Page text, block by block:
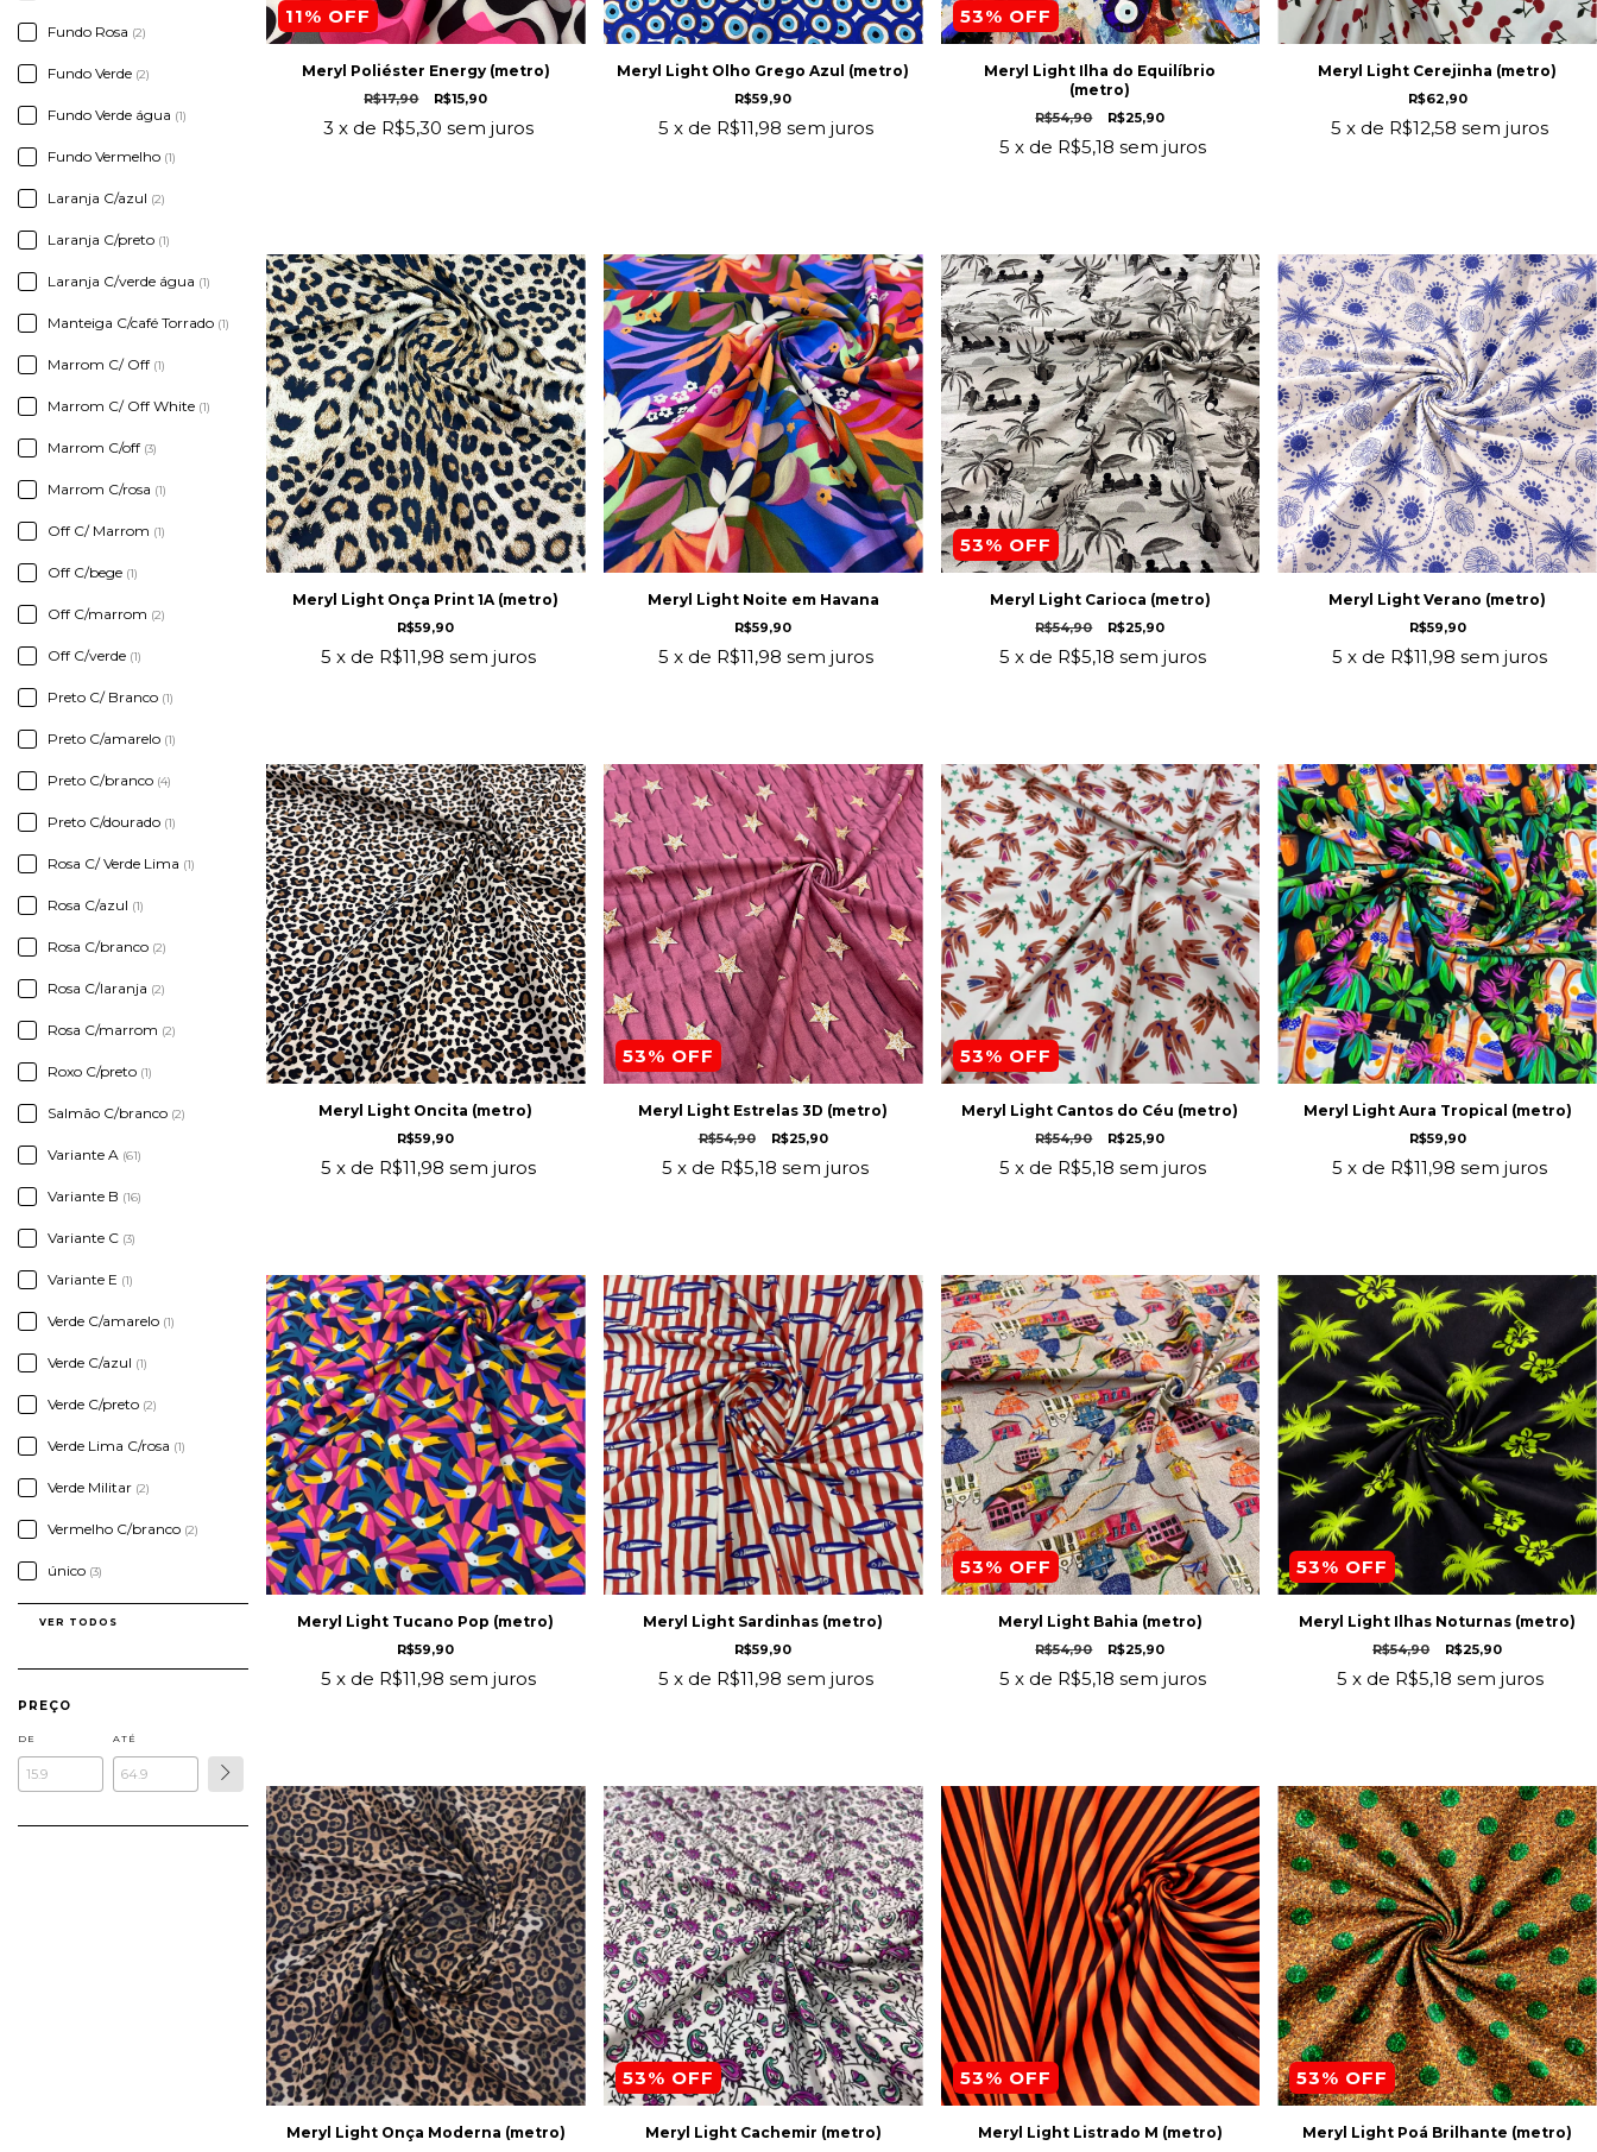
Fundo Rosa (2)
Fundo Verde (2)
Fundo Verde água (1)
Fundo Vermelho (1)
Laranja C/azul (2)
Laranja C/preto (1)
Laranja C/verde água (1)
Manteiga C/café Torrado (1)
Marrom C/ Off (1)
Marrom C/ Off White (1)
Marrom C/off (3)
Marrom C/rosa (1)
Off C/ Marrom (1)
Off C/bege (1)
Off C/marrom (2)
Off C/verde (1)
Preto C/ Branco (1)
Preto C/amarelo (1)
Preto C/branco (4)
Preto C/dourado (1)
Rosa C/ Verde Lima (1)
Rosa C/azul (1)
Rosa C/branco (2)
Rosa C/laranja (2)
Rosa C/marrom (2)
Roxo C/preto (1)
Salmão C/branco (2)
Variante A (61)
Variante B (16)
Variante C (3)
Variante E (1)
Verde C/amarelo (1)
Verde C/azul (1)
Verde C/preto (2)
Verde Lima C/rosa (1)
Verde Militar (2)
Vermelho C/branco (2)
único (3)
VER TODOS
PREÇO
DE ATÉ
11% OFF
Meryl Poliéster Energy (metro)
R$17,90 R$15,90
3 x de R$5,30 sem juros
Meryl Light Olho Grego Azul (metro)
R$59,90
5 x de R$11,98 sem juros
53% OFF
Meryl Light Ilha do Equilíbrio
(metro)
R$54,90 R$25,90
5 x de R$5,18 sem juros
Meryl Light Cerejinha (metro)
R$62,90
5 x de R$12,58 sem juros
Meryl Light Onça Print 1A (metro)
R$59,90
5 x de R$11,98 sem juros
Meryl Light Noite em Havana
R$59,90
5 x de R$11,98 sem juros
53% OFF
Meryl Light Carioca (metro)
R$54,90 R$25,90
5 x de R$5,18 sem juros
Meryl Light Verano (metro)
R$59,90
5 x de R$11,98 sem juros
Meryl Light Oncita (metro)
R$59,90
5 x de R$11,98 sem juros
53% OFF
Meryl Light Estrelas 3D (metro)
R$54,90 R$25,90
5 x de R$5,18 sem juros
53% OFF
Meryl Light Cantos do Céu (metro)
R$54,90 R$25,90
5 x de R$5,18 sem juros
Meryl Light Aura Tropical (metro)
R$59,90
5 x de R$11,98 sem juros
Meryl Light Tucano Pop (metro)
R$59,90
5 x de R$11,98 sem juros
Meryl Light Sardinhas (metro)
R$59,90
5 x de R$11,98 sem juros
53% OFF
Meryl Light Bahia (metro)
R$54,90 R$25,90
5 x de R$5,18 sem juros
53% OFF
Meryl Light Ilhas Noturnas (metro)
R$54,90 R$25,90
5 x de R$5,18 sem juros
Meryl Light Onça Moderna (metro)
53% OFF
Meryl Light Cachemir (metro)
53% OFF
Meryl Light Listrado M (metro)
53% OFF
Meryl Light Poá Brilhante (metro)